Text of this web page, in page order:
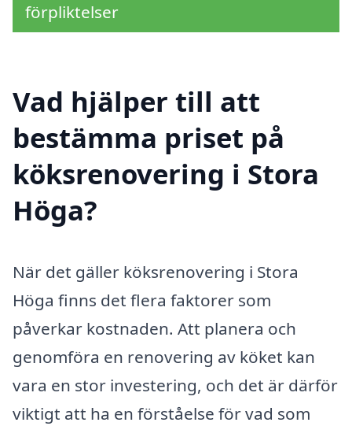
förpliktelser
Vad hjälper till att
bestämma priset på
köksrenovering i Stora
Höga?
När det gäller köksrenovering i Stora
Höga finns det flera faktorer som
påverkar kostnaden. Att planera och
genomföra en renovering av köket kan
vara en stor investering, och det är därför
viktigt att ha en förståelse för vad som